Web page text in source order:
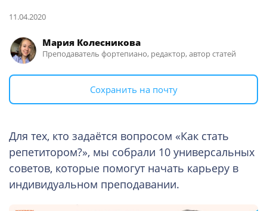
11.04.2020
Мария Колесникова
Преподаватель фортепиано, редактор, автор статей
Сохранить на почту
Для тех, кто задаётся вопросом «Как стать
репетитором?», мы собрали 10 универсальных
советов, которые помогут начать карьеру в
индивидуальном преподавании.